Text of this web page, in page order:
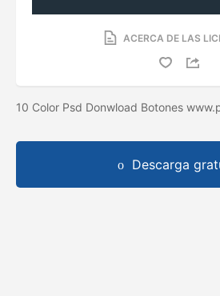
ACERCA DE LAS
10 Color Psd Donwload Botones
Descarga